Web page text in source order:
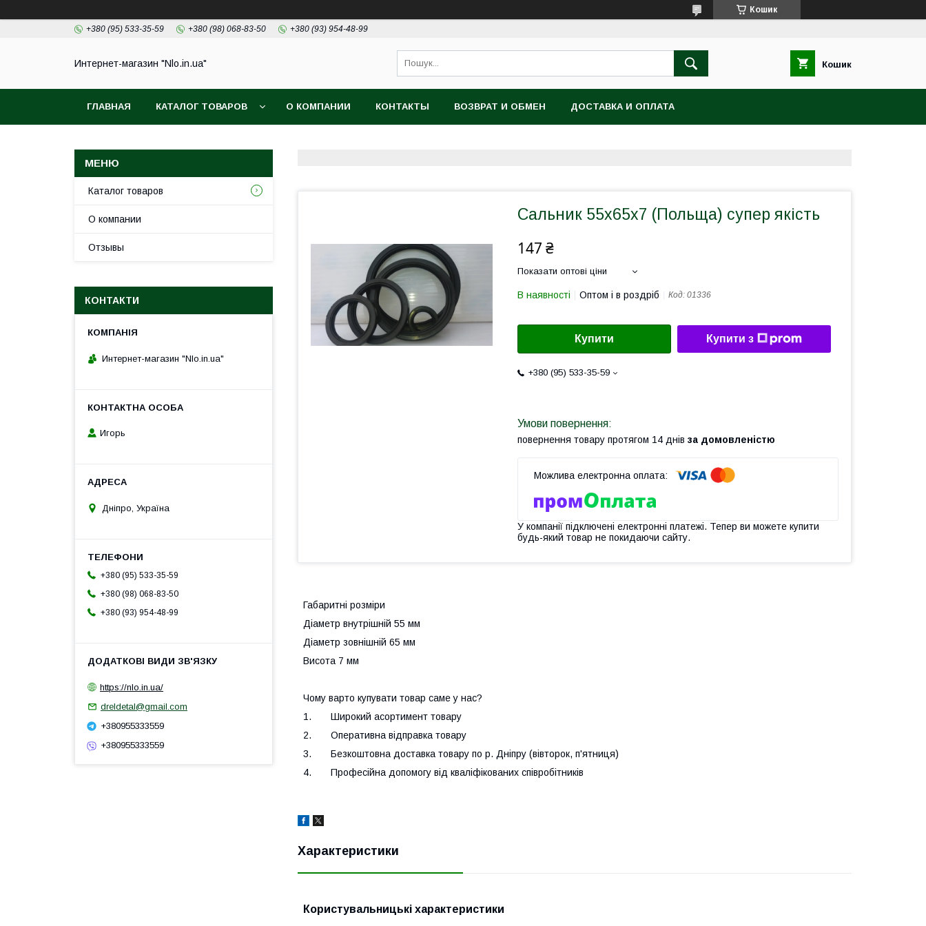
Кошик
+380 (95) 533-35-59 +380 (98) 068-83-50 +380 (93) 954-48-99
Интернет-магазин "Nlo.in.ua" Кошик
ГЛАВНАЯ КАТАЛОГ ТОВАРОВ О КОМПАНИИ КОНТАКТЫ ВОЗВРАТ И ОБМЕН ДОСТАВКА И ОПЛАТА
Сальник 55х65х7 (Польща) супер якість
147 ₴
Показати оптові ціни
В наявності Оптом і в роздріб Код: 01336
Купити Купити з
+380 (95) 533-35-59
повернення товару протягом 14 днів за домовленістю
У компанії підключені електронні платежі. Тепер ви можете купити
будь-який товар не покидаючи сайту.
Габаритні розміри
Діаметр внутрішній 55 мм
Діаметр зовнішній 65 мм
Висота 7 мм
Чому варто купувати товар саме у нас?
1.
Широкий асортимент товару
2.
Оперативна відправка товару
3.
Безкоштовна доставка товару по р. Дніпру (вівторок, п'ятниця)
4.
Професійна допомогу від кваліфікованих співробітників
Характеристики
Користувальницькі характеристики
Каталог товаров
О компании
Отзывы
КОНТАКТИ
Интернет-магазин "Nlo.in.ua"
Игорь
Дніпро, Україна
+380 (95) 533-35-59
+380 (98) 068-83-50
+380 (93) 954-48-99
https://nlo.in.ua/
dreldetal@gmail.com
+380955333559
+380955333559